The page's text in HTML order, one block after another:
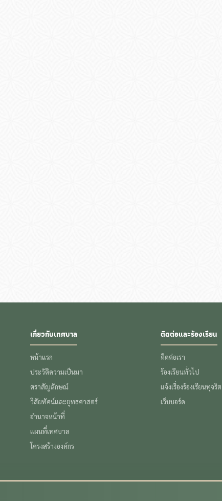
เกี่ยวกับเทศบาล
หน้าแรก
ประวัติความเป็นมา
ตราสัญลักษณ์
วิสัยทัศน์และยุทธศาสตร์
อำนาจหน้าที่
แผนที่เทศบาล
โครงสร้างองค์กร
ติดต่อและร้องเรียน
ติดต่อเรา
ร้องเรียนทั่วไป
แจ้งเรื่องร้องเรียนทุจริต
เว็บบอร์ด